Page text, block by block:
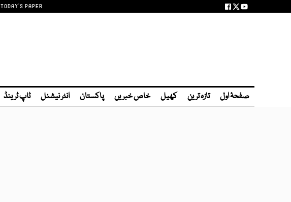
TODAY'S PAPER
صفحۂ اول تازہ ترین کھیل خاص خبریں پاکستان انٹر نیشنل ٹاپ ٹرینڈ